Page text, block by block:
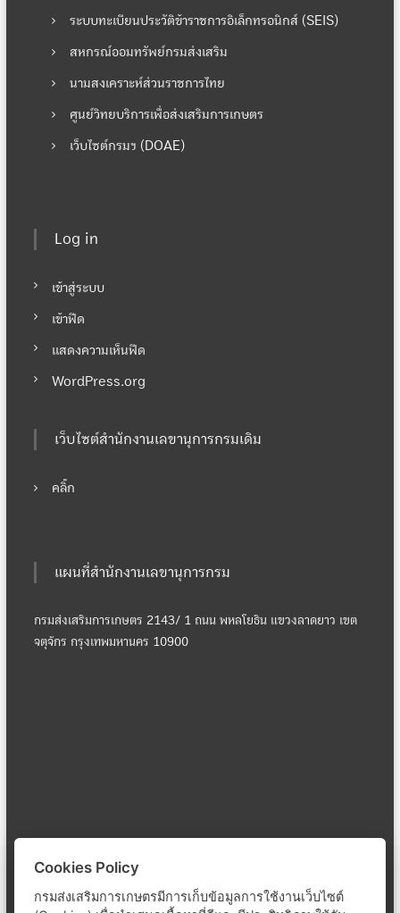
ระบบทะเบียนประวัติข้าราชการอิเล็กทรอนิกส์ (SEIS)
สหกรณ์ออมทรัพย์กรมส่งเสริม
นามสงเคราะห์ส่วนราชการไทย
ศูนย์วิทยบริการเพื่อส่งเสริมการเกษตร
เว็บไซต์กรมฯ (DOAE)
Log in
เข้าสู่ระบบ
เข้าฟีด
แสดงความเห็นฟีด
WordPress.org
เว็บไซต์สำนักงานเลขานุการกรมเดิม
คลิ๊ก
แผนที่สำนักงานเลขานุการกรม
กรมส่งเสริมการเกษตร 2143/ 1 ถนน พหลโยธิน แขวงลาดยาว เขต
จตุจักร กรุงเทพมหานคร 10900
Cookies Policy
กรมส่งเสริมการเกษตรมีการเก็บข้อมูลการใช้งานเว็บไซต์